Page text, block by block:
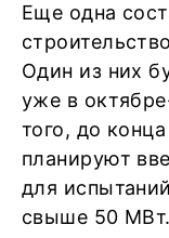
Еще одна
Один из них
уже в
того, до
планируют
для
свыше 50 МВт.